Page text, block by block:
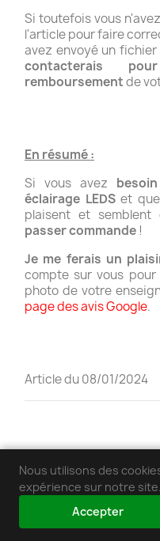
Si toutefois vous
l'article pour faire
avez envoyé un
contacterais
remboursementde
En résumé :
Si vous avez
éclairage LEDSet que
plaisent et semblent
passer commande !
Je me ferais un
compte sur vous
photo de votre
page des avis Google.
Article du 08/01/2024
Quelques
de lettres
avec rétro
Nous utilisons des
expérience sur notre site.
Accepter